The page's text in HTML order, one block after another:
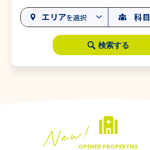
エリアを選択 科目
検索する
OPENED PROPERTIES